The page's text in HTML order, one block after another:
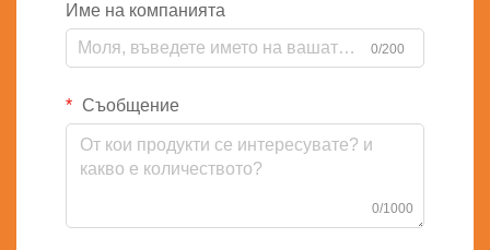
Име на компанията
0/200
Съобщение
0/1000